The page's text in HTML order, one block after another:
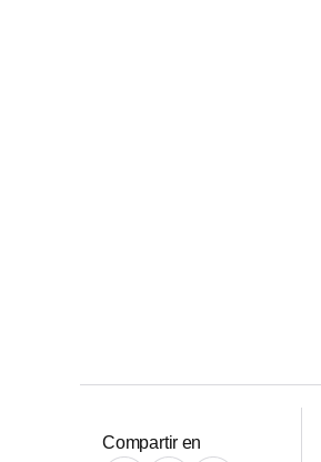
Compartir en